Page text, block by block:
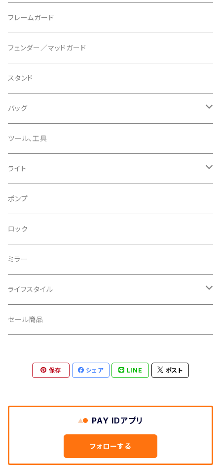
CAMELBAK/キャメルバッグ
CERAMIC SPEED/セラミックスピード
CHRIS KING/クリスキング
CHROMAG/クロマグ
CHROME/クローム
CONTINENTAL/コンチネンタル
CRANE/クレーン
CRANKBROTHERS/クランクブラザーズ
CROSS SECTION/クロスセクション
CLIK/クリック
CUSH CORE/クッシュコア
DEFEET/デフィート
DIXNA/ディズナ
DKG/ディーケージー
ベル
ボトムブラケット
リアディレーラー
チェーン
〜26"
タイヤインサート
リムテープ
チューブレスバルブ/ バルブキャップ
シーラント
フレームガード
フェンダー／マッドガード
スタンド
バッグ
サドルバッグ
サコッシュ
バックパック
フレームバッグ
輪行袋
輪行小物
バイクカバー
その他
ツール、工具
ライト
フロントライト
テールライト
ポンプ
ロック
ミラー
ライフスタイル
キャップ
アクセサリー
セール商品
保存 シェア LINE ポスト
PAY IDアプリ
フォローする